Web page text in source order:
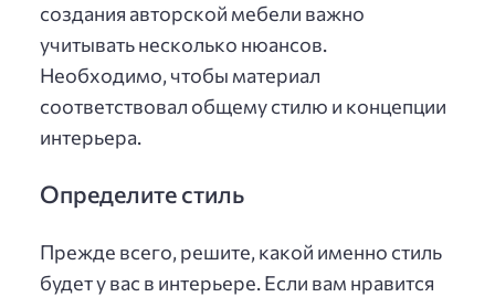
создания авторской мебели важно
учитывать несколько нюансов.
Необходимо, чтобы материал
соответствовал общему стилю и концепции
интерьера.
Определите стиль
Прежде всего, решите, какой именно стиль
будет у вас в интерьере. Если вам нравится